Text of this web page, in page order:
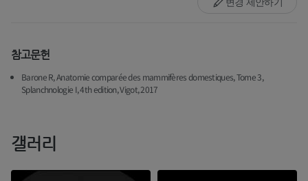
참고문헌
Barone R, Anatomie comparée des mammifères domestiques, Tome 3,
Splanchnologie I, 4th edition, Vigot, 2017
갤러리